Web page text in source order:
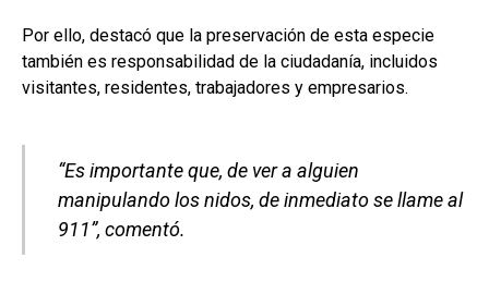
Por ello, destacó que la preservación de esta especie
también es responsabilidad de la ciudadanía, incluidos
visitantes, residentes, trabajadores y empresarios.
“Es importante que, de ver a alguien
manipulando los nidos, de inmediato se llame al
911”, comentó.